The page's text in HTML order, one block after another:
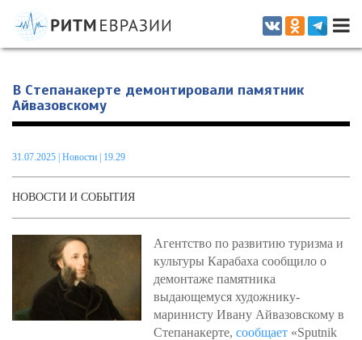
Информационно-аналитическое издание, посвященное актуальным
проблемам интеграции на постсоветском пространстве
В Степанакерте демонтировали памятник
Айвазовскому
31.07.2025 Новости | 19.29
НОВОСТИ И СОБЫТИЯ
Агентство по развитию туризма и
культуры Карабаха сообщило о
демонтаже памятника
выдающемуся художнику-
маринисту Ивану Айвазовскому в
Степанакерте, сообщает «Sputnik